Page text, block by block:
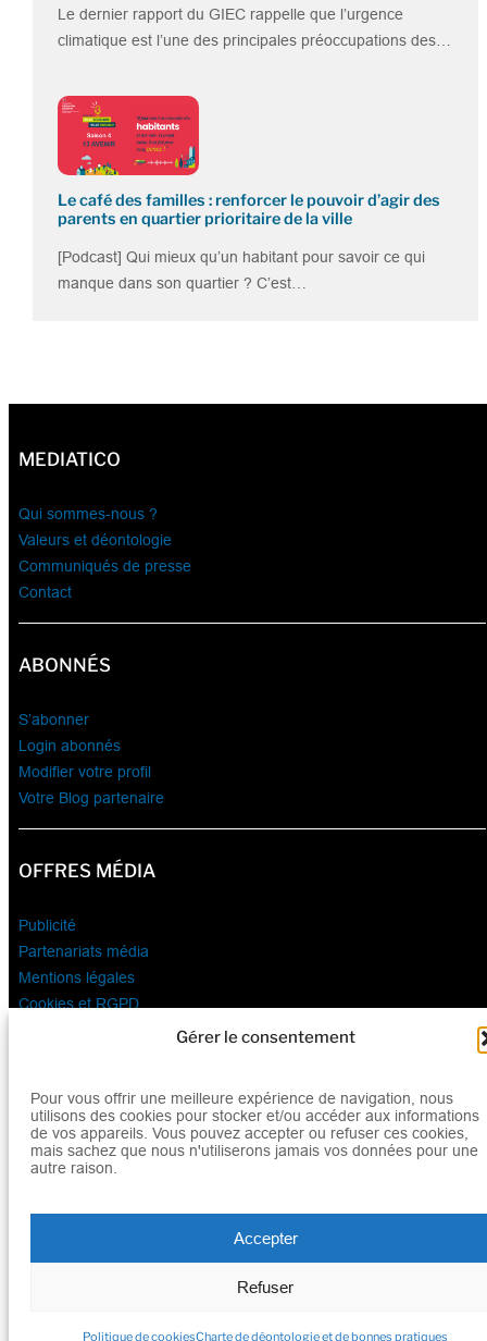
Gérer le consentement
Pour vous offrir une meilleure expérience de navigation, nous
utilisons des cookies pour stocker et/ou accéder aux informations
de vos appareils. Vous pouvez accepter ou refuser ces cookies,
mais sachez que nous n'utiliserons jamais vos données pour une
autre raison.
Accepter
Refuser
Politique de cookiesCharte de déontologie et de bonnes pratiques
Le dernier rapport du GIEC rappelle que l’urgence
climatique est l’une des principales préoccupations des…
Le café des familles : renforcer le pouvoir d’agir des
parents en quartier prioritaire de la ville
[Podcast] Qui mieux qu’un habitant pour savoir ce qui
manque dans son quartier ? C’est…
MEDIATICO
Qui sommes-nous ?
Valeurs et déontologie
Communiqués de presse
Contact
ABONNÉS
S’abonner
Login abonnés
Modifier votre profil
Votre Blog partenaire
OFFRES MÉDIA
Publicité
Partenariats média
Mentions légales
Cookies et RGPD